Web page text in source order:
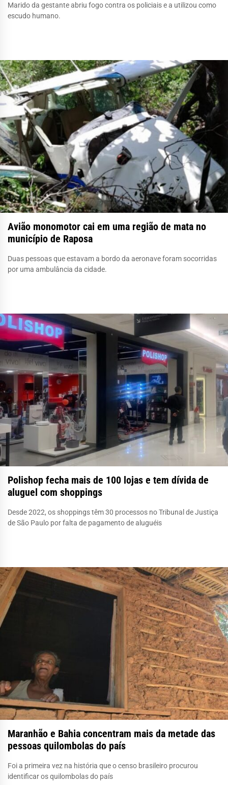
Marido da gestante abriu fogo contra os policiais e a utilizou como
escudo humano.
Avião monomotor cai em uma região de mata no
município de Raposa
Duas pessoas que estavam a bordo da aeronave foram socorridas
por uma ambulância da cidade.
Polishop fecha mais de 100 lojas e tem dívida de
aluguel com shoppings
Desde 2022, os shoppings têm 30 processos no Tribunal de Justiça
de São Paulo por falta de pagamento de aluguéis
Maranhão e Bahia concentram mais da metade das
pessoas quilombolas do país
Foi a primeira vez na história que o censo brasileiro procurou
identificar os quilombolas do país